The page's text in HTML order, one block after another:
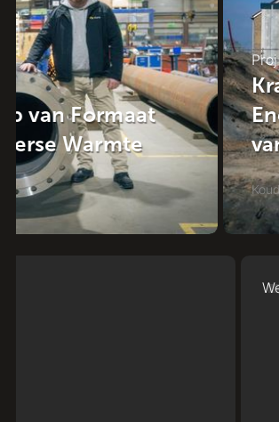
Project
Krachstroom in de
Energietransitie in het
van Raalte
Koude + Warmte - Raalte